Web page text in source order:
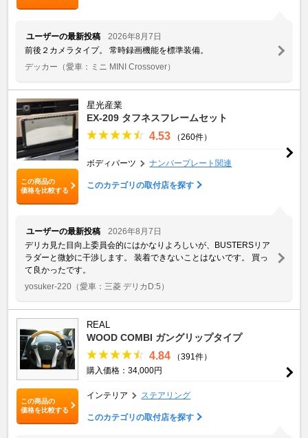
ユーザーの最新投稿
2026年8月7日
前後２カメラタイプ。 常時録画機能を標準装備。
デッカー （愛車：ミニ MINI Crossover）
この商品の
価格を比較する
星光産業
EX-209 タフネスフレームセット
4.53 （260件）
ボディパーツ ナンバープレート関連
このカテゴリの取付店を探す
ユーザーの最新投稿
2026年8月7日
デリカ見た目向上委員会的にはかなりよろしいが、BUSTERSリア
ラダーと微妙に干渉します。 装着できないことはないです。 買っ
て良かったです。
yosuker-220 （愛車：三菱 デリカD:5）
この商品の
価格を比較する
REAL
WOOD COMBI ガングリップタイプ
4.84
（391件）
購入価格：34,000円
インテリア ステアリング
このカテゴリの取付店を探す